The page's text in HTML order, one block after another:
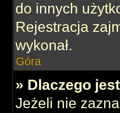
do innych
Rejestracja
wykonał.
Góra
» Dlaczego
Jeżeli nie